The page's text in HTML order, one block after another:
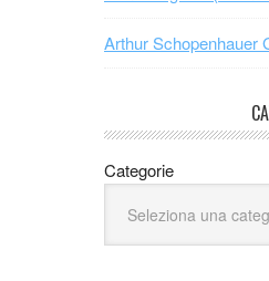
Arthur Schopenhauer
Categorie